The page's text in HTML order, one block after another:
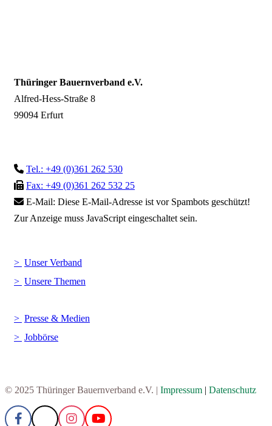
Thüringer Bauernverband e.V.
Alfred-Hess-Straße 8
99094 Erfurt
Tel.: +49 (0)361 262 530
Fax: +49 (0)361 262 532 25
E-Mail: Diese E-Mail-Adresse ist vor Spambots geschützt!
Zur Anzeige muss JavaScript eingeschaltet sein.
Unser Verband
Unsere Themen
Presse & Medien
Jobbörse
© 2025 Thüringer Bauernverband e.V. | Impressum | Datenschutz